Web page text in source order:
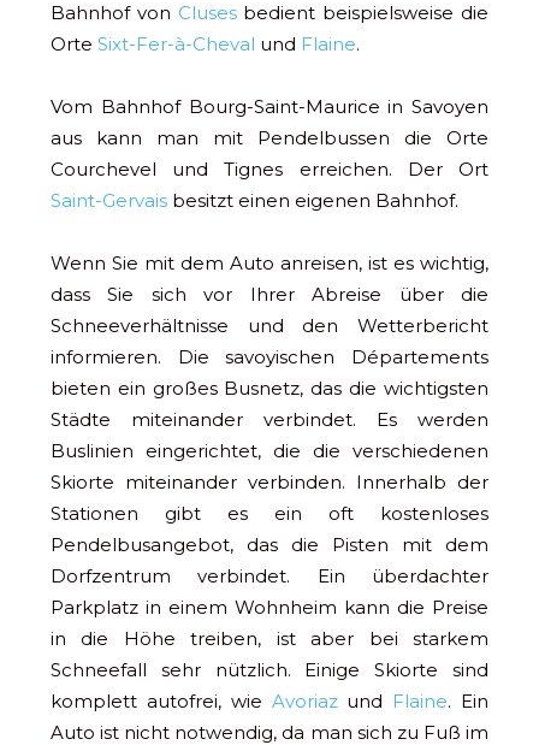
Bahnhof von Clusesbedient beispielsweise die
Orte Sixt-Fer-à-Cheval und Flaine.
Vom Bahnhof Bourg-Saint-Maurice in Savoyen
aus kann man mit Pendelbussen die Orte
Courchevel und Tignes erreichen. Der Ort
Saint-Gervais besitzt einen eigenen Bahnhof.
Wenn Sie mit dem Auto anreisen, ist es wichtig,
dass Sie sich vor Ihrer Abreise über die
Schneeverhältnisse und den Wetterbericht
informieren. Die savoyischen Départements
bieten ein großes Busnetz, das die wichtigsten
Städte miteinander verbindet. Es werden
Buslinien eingerichtet, die die verschiedenen
Skiorte miteinander verbinden. Innerhalb der
Stationen gibt es ein oft kostenloses
Pendelbusangebot, das die Pisten mit dem
Dorfzentrum verbindet. Ein überdachter
Parkplatz in einem Wohnheim kann die Preise
in die Höhe treiben, ist aber bei starkem
Schneefall sehr nützlich. Einige Skiorte sind
komplett autofrei, wie Avoriazund Flaine. Ein
Auto ist nicht notwendig, da man sich zu Fuß im